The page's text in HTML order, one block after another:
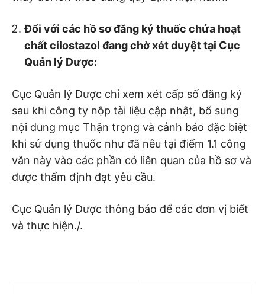
Đối với các hồ sơ đăng ký thuốc chứa hoạt
chất cilostazol đang chờ xét duyệt tại Cục
Quản lý Dược:
Cục Quản lý Dược chỉ xem xét cấp số đăng ký
sau khi công ty nộp tài liệu cập nhật, bổ sung
nội dung mục Thận trọng và cảnh báo đặc biệt
khi sử dụng thuốc như đã nêu tại điểm 1.1 công
văn này vào các phần có liên quan của hồ sơ và
được thẩm định đạt yêu cầu.
Cục Quản lý Dược thông báo để các đơn vị biết
và thực hiện./.